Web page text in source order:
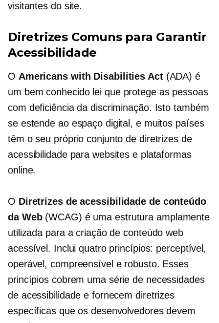
visitantes do site.
Diretrizes Comuns para Garantir
Acessibilidade
O Americans with Disabilities Act(ADA) é
um bem conhecidolei que protege as pessoas
com deficiência da discriminação. Isto também
se estende ao espaço digital, e muitos países
têm o seu próprio conjunto de diretrizes de
acessibilidade para websites e plataformas
online.
O Diretrizes de acessibilidade de conteúdo
da Web(WCAG) é uma estrutura amplamente
utilizada para a criação de conteúdo web
acessível. Inclui quatro princípios: perceptível,
operável, compreensível e robusto. Esses
princípios cobrem uma série de necessidades
de acessibilidade e fornecem diretrizes
específicas que os desenvolvedores devem